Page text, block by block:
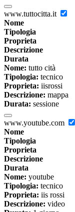
www.tuttocitta.it
Nome
Tipologia
Proprieta
Descrizione
Durata
Nome: tutto cità
Tipologia: tecnico
Proprieta: iisrossi
Descrizione: mappa
Durata: sessione
www.youtube.com
Nome
Tipologia
Proprieta
Descrizione
Durata
Nome: youtube
Tipologia: tecnico
Proprieta: iis rossi
Descrizione: video